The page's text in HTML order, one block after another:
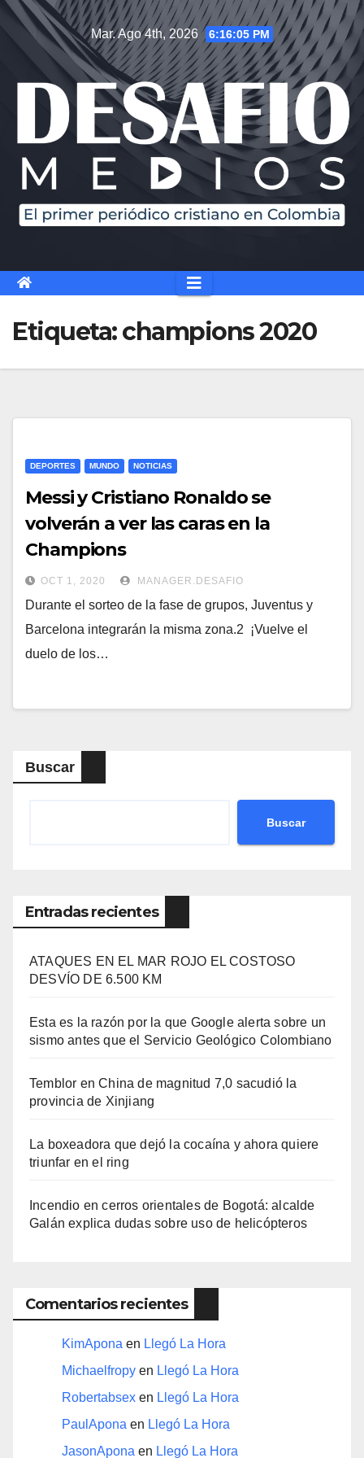
Saltar
contenido
Mar. Ago 4th, 2026 6:16:06 PM
Etiqueta:champions 2020
DEPORTES MUNDO NOTICIAS
Messi y Cristiano Ronaldo se
volverán a ver las caras en la
Champions
OCT 1, 2020 MANAGER.DESAFIO
Durante el sorteo de la fase de grupos, Juventus y
Barcelona integrarán la misma zona.2 ¡Vuelve el
duelo de los…
Buscar
Buscar
Entradas recientes
ATAQUES EN EL MAR ROJO EL COSTOSO
DESVÍO DE 6.500 KM
Esta es la razón por la que Google alerta sobre un
sismo antes que el Servicio Geológico Colombiano
Temblor en China de magnitud 7,0 sacudió la
provincia de Xinjiang
La boxeadora que dejó la cocaína y ahora quiere
triunfar en el ring​
Incendio en cerros orientales de Bogotá: alcalde
Galán explica dudas sobre uso de helicópteros
Comentarios recientes
KimApona en Llegó La Hora
Michaelfropy en Llegó La Hora
Robertabsex en Llegó La Hora
PaulApona en Llegó La Hora
JasonApona en Llegó La Hora